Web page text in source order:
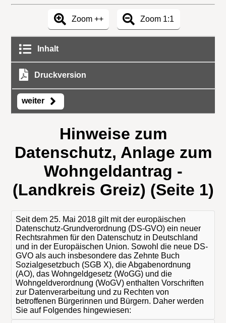
Zoom ++ Zoom 1:1
Inhalt
Druckversion
weiter
Hinweise zum
Datenschutz, Anlage zum
Wohngeldantrag -
(Landkreis Greiz) (Seite 1)
Seit dem 25. Mai 2018 gilt mit der europäischen
Datenschutz-Grundverordnung (DS-GVO) ein neuer
Rechtsrahmen für den Datenschutz in Deutschland
und in der Europäischen Union. Sowohl die neue DS-
GVO als auch insbesondere das Zehnte Buch
Sozialgesetzbuch (SGB X), die Abgabenordnung
(AO), das Wohngeldgesetz (WoGG) und die
Wohngeldverordnung (WoGV) enthalten Vorschriften
zur Datenverarbeitung und zu Rechten von
betroffenen Bürgerinnen und Bürgern. Daher werden
Sie auf Folgendes hingewiesen: